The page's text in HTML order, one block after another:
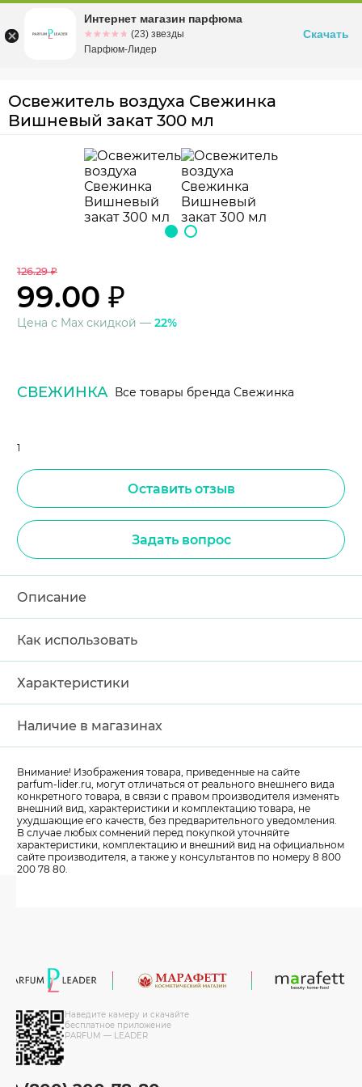
Омскул. Заозерная, 11, к. 1
Освежитель воздуха Свежинка
Вишневый закат 300 мл
126.29 ₽
99.00 ₽
Цена с Max скидкой — 22%
СВЕЖИНКА Все товары бренда Свежинка
1
Оставить отзыв
Задать вопрос
Описание
Как использовать
Характеристики
Наличие в магазинах
Внимание! Изображения товара, приведенные на сайте
parfum-lider.ru, могут отличаться от реального внешнего вида
конкретного товара, в связи с правом производителя изменять
внешний вид, характеристики и комплектацию товара, не
ухудшающие его качеств, без предварительного уведомления.
В случае любых сомнений перед покупкой уточняйте
характеристики, комплектацию и внешний вид на официальном
сайте производителя, а также у консультантов по номеру 8 800
200 78 80.
Наведите камеру и скачайте
бесплатное приложение
PARFUM — LEADER
Интернет магазин парфюма
☆☆☆☆☆
★★★★★ (23) звезды
Парфюм-Лидер
Скачать